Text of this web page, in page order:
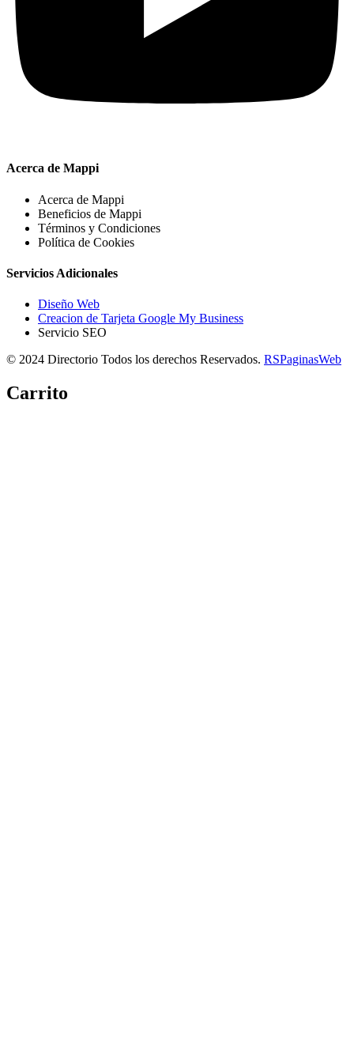
Acerca de Mappi
Acerca de Mappi
Beneficios de Mappi
Términos y Condiciones
Política de Cookies
Servicios Adicionales
Diseño Web
Creacion de Tarjeta Google My Business
Servicio SEO
© 2024 Directorio Todos los derechos Reservados. RSPaginasWeb
Carrito